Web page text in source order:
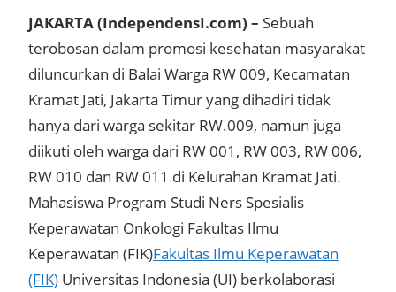
JAKARTA (IndependensI.com) – Sebuah
terobosan dalam promosi kesehatan masyarakat
diluncurkan di Balai Warga RW 009, Kecamatan
Kramat Jati, Jakarta Timur yang dihadiri tidak
hanya dari warga sekitar RW.009, namun juga
diikuti oleh warga dari RW 001, RW 003, RW 006,
RW 010 dan RW 011 di Kelurahan Kramat Jati.
Mahasiswa Program Studi Ners Spesialis
Keperawatan Onkologi Fakultas Ilmu
Keperawatan (FIK)Fakultas Ilmu Keperawatan
(FIK) Universitas Indonesia (UI) berkolaborasi